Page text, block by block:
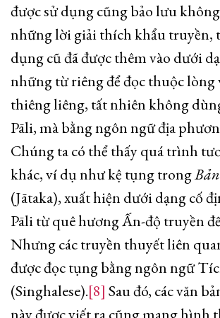
được sử dụng cũng bảo lưu
những lời giải thích khẩu truyền,
dụng cũ đã được thêm vào dưới
những từ riêng để đọc thuộc lòng
thiêng liêng, tất nhiên không
Pāli, mà bằng ngôn ngữ địa
Chúng ta có thể thấy quá trình
khác, ví dụ như kệ tụng trong
(Jātaka), xuất hiện dưới dạng cố
Pāli từ quê hương Ấn-độ truyền
Nhưng các truyền thuyết liên
được đọc tụng bằng ngôn ngữ
(Singhalese).[8] Sau đó, các văn